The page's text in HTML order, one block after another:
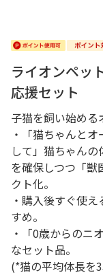
ライオンペッ
応援セット
子猫を飼い始める
・「猫ちゃんと
して」猫ちゃん
を確保しつつ「
クト化。
・購入後すぐ使
すめ。
・「0歳からのニ
なセット品。
(*猫の平均体長を